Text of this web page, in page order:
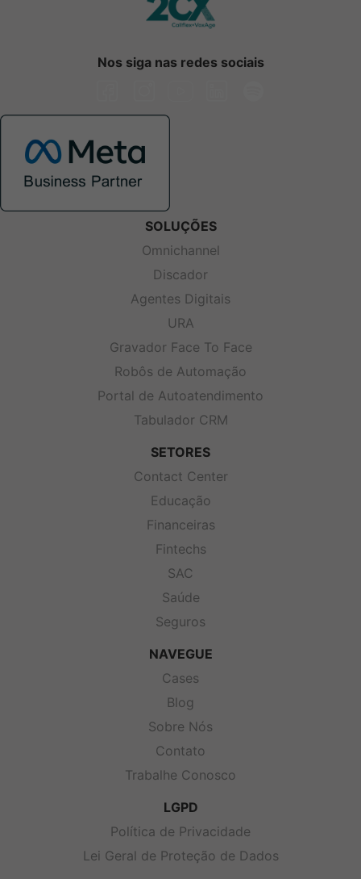
Nos siga nas redes sociais
SOLUÇÕES
Omnichannel
Discador
Agentes Digitais
URA
Gravador Face To Face
Robôs de Automação
Portal de Autoatendimento
Tabulador CRM
SETORES
Contact Center
Educação
Financeiras
Fintechs
SAC
Saúde
Seguros
NAVEGUE
Cases
Blog
Sobre Nós
Contato
Trabalhe Conosco
LGPD
Política de Privacidade
Lei Geral de Proteção de Dados